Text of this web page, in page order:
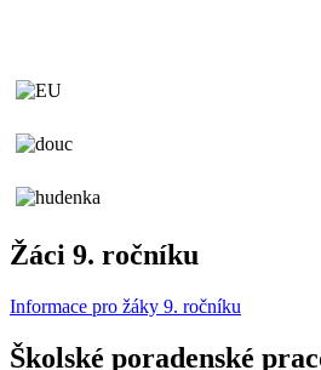
Žáci 9. ročníku
Informace pro žáky 9. ročníku
Školské poradenské